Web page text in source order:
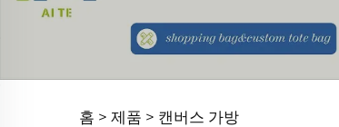
홈 > 제품 > 캔버스 가방